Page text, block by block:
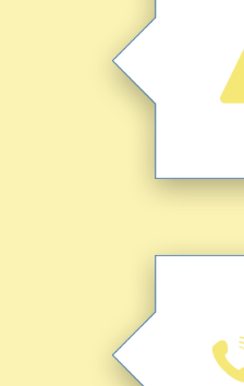
Geben Sie eine
präzise
Legen Sie fest wie
möchten. Wir
in